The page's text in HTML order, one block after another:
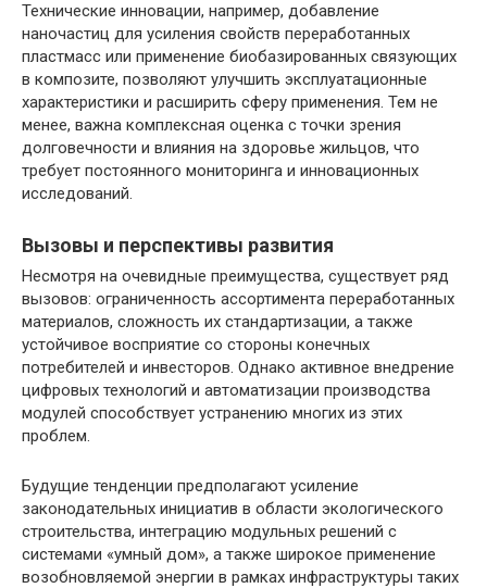
Технические инновации, например, добавление
наночастиц для усиления свойств переработанных
пластмасс или применение биобазированных связующих
в композите, позволяют улучшить эксплуатационные
характеристики и расширить сферу применения. Тем не
менее, важна комплексная оценка с точки зрения
долговечности и влияния на здоровье жильцов, что
требует постоянного мониторинга и инновационных
исследований.
Вызовы и перспективы развития
Несмотря на очевидные преимущества, существует ряд
вызовов: ограниченность ассортимента переработанных
материалов, сложность их стандартизации, а также
устойчивое восприятие со стороны конечных
потребителей и инвесторов. Однако активное внедрение
цифровых технологий и автоматизации производства
модулей способствует устранению многих из этих
проблем.
Будущие тенденции предполагают усиление
законодательных инициатив в области экологического
строительства, интеграцию модульных решений с
системами «умный дом», а также широкое применение
возобновляемой энергии в рамках инфраструктуры таких